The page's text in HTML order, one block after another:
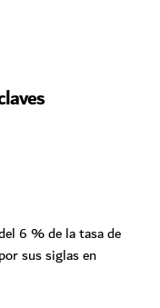
6 % de la tasa de
sus siglas en